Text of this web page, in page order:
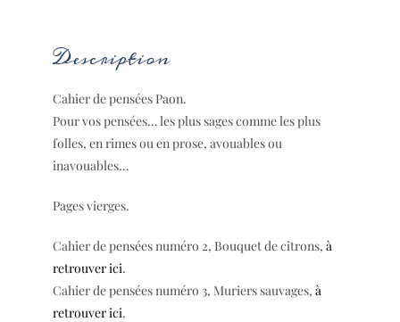
Description
Cahier de pensées Paon.
Pour vos pensées… les plus sages comme les plus
folles, en rimes ou en prose, avouables ou
inavouables…
Pages vierges.
Cahier de pensées numéro 2, Bouquet de citrons,à
retrouver ici.
Cahier de pensées numéro 3, Muriers sauvages,à
retrouver ici.